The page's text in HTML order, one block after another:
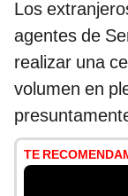
Los
agentes de
realizar una
volumen en
TE